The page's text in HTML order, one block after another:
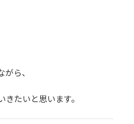
ら、
たいと思います。